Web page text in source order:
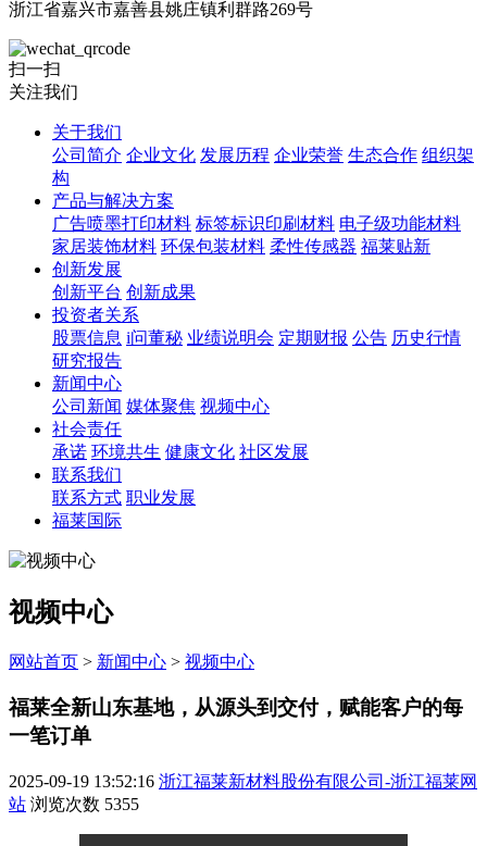
浙江省嘉兴市嘉善县姚庄镇利群路269号
扫一扫
关注我们
关于我们
公司简介 企业文化 发展历程 企业荣誉 生态合作 组织架
构
产品与解决方案
广告喷墨打印材料 标签标识印刷材料 电子级功能材料
家居装饰材料 环保包装材料 柔性传感器 福莱贴新
创新发展
创新平台 创新成果
投资者关系
股票信息 i问董秘 业绩说明会 定期财报 公告 历史行情
研究报告
新闻中心
公司新闻 媒体聚焦 视频中心
社会责任
承诺 环境共生 健康文化 社区发展
联系我们
联系方式 职业发展
福莱国际
视频中心
网站首页 > 新闻中心 > 视频中心
福莱全新山东基地，从源头到交付，赋能客户的每
一笔订单
2025-09-19 13:52:16 浙江福莱新材料股份有限公司-浙江福莱网
站 浏览次数 5355